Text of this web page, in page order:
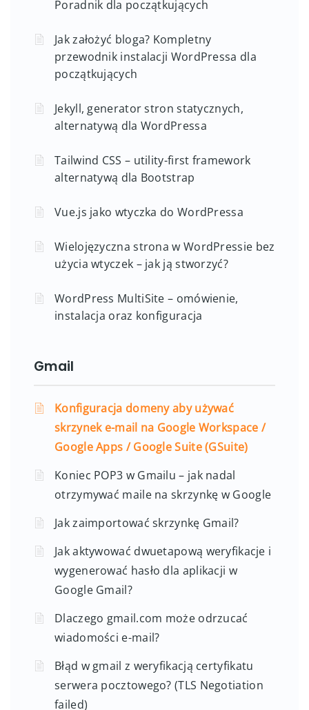
Poradnik dla początkujących
Jak założyć bloga? Kompletny
przewodnik instalacji WordPressa dla
początkujących
Jekyll, generator stron statycznych,
alternatywą dla WordPressa
Tailwind CSS – utility-first framework
alternatywą dla Bootstrap
Vue.js jako wtyczka do WordPressa
Wielojęzyczna strona w WordPressie bez
użycia wtyczek – jak ją stworzyć?
WordPress MultiSite – omówienie,
instalacja oraz konfiguracja
Gmail
Konfiguracja domeny aby używać
skrzynek e-mail na Google Workspace /
Google Apps / Google Suite (GSuite)
Koniec POP3 w Gmailu – jak nadal
otrzymywać maile na skrzynkę w Google
Jak zaimportować skrzynkę Gmail?
Jak aktywować dwuetapową weryfikacje i
wygenerować hasło dla aplikacji w
Google Gmail?
Dlaczego gmail.com może odrzucać
wiadomości e-mail?
Błąd w gmail z weryfikacją certyfikatu
serwera pocztowego? (TLS Negotiation
failed)